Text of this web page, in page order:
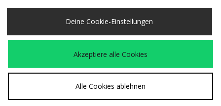
Lieferung Nach
Deutschland
Wir akzeptieren die folgenden Zahlungsmethoden
Besuchen Sie unsere Unternehmens-Website auf
Deine Cookie-Einstellungen
Akzeptiere alle Cookies
Alle Cookies ablehnen